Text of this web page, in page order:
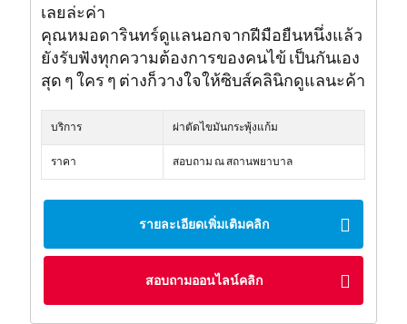
เลยล่ะค่า
คุณหมอดารินทร์ดูแลนอกจากฝีมือยืนหนึ่งแล้ว
ยังรับฟังทุกความต้องการของคนไข้ เป็นกันเอง
สุด ๆ ใคร ๆ ต่างก็วางใจให้ซิบส์คลินิกดูแลนะค้า
บริการ ผ่าตัดไขมันกระพุ้งแก้ม
ราคา สอบถาม ณ สถานพยาบาล
รายละเอียดเพิ่มเติมคลิก
สอบถามออนไลน์คลิก